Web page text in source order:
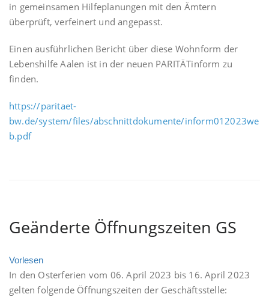
in gemeinsamen Hilfeplanungen mit den Ämtern
überprüft, verfeinert und angepasst.
Einen ausführlichen Bericht über diese Wohnform der
Lebenshilfe Aalen ist in der neuen PARITÄTinform zu
finden.
https://paritaet-
bw.de/system/files/abschnittdokumente/inform012023we
b.pdf
Geänderte Öffnungszeiten GS
Vorlesen
In den Osterferien vom 06. April 2023 bis 16. April 2023
gelten folgende Öffnungszeiten der Geschäftsstelle: